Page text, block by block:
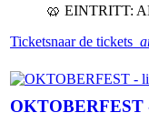
🥨 EINTRITT:
Ticketsnaar de tickets
OKTOBERFEST